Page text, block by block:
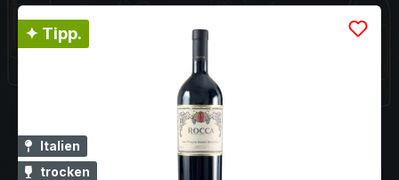
✦ Tipp.
Italien
trocken